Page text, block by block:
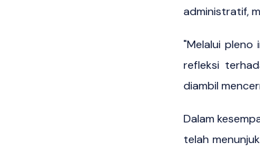
administratif,
"Melalui pleno
refleksi
diambil
Dalam
telah